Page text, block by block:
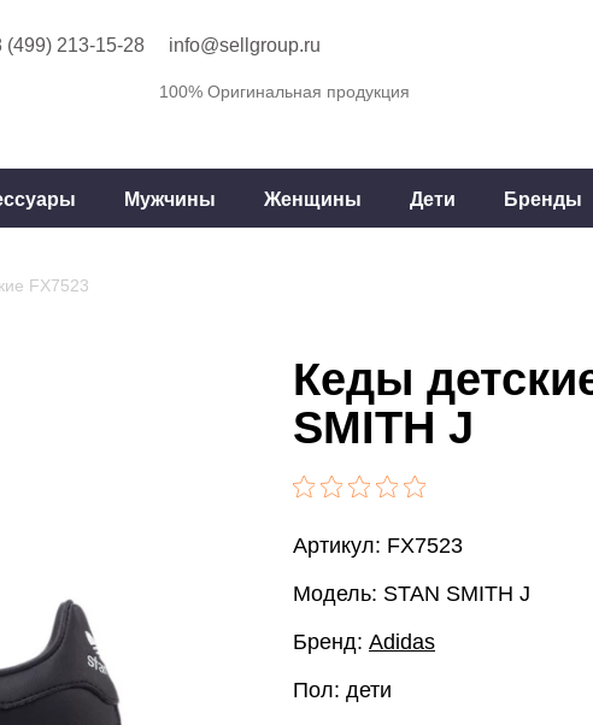
(499) 213-15-28 info@sellgroup.ru
100% Оригинальная продукция
Мужчины Женщины Дети Бренды
FX7523
Кеды
SMITH J
Артикул: FX7523
Модель: STAN SMITH J
Бренд: Adidas
Пол: дети